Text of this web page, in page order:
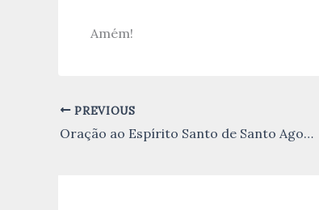
Amém!
PREVIOUS
Oração ao Espírito Santo de Santo Agostinho